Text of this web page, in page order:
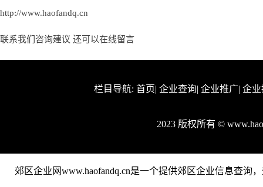
http://www.haofandq.cn
联系我们咨询建议 还可以在线留言
栏目导航: 首页| 企业查询| 企业推广| 企
2023 版权所有 ©
郊区企业网www.haofandq.cn是一个提供郊区企业信息查